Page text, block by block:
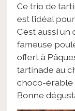
Ce trio de
est l’idéal
C’est aussi
fameuse
offert à
tartinade au
choco-érable
Bonne